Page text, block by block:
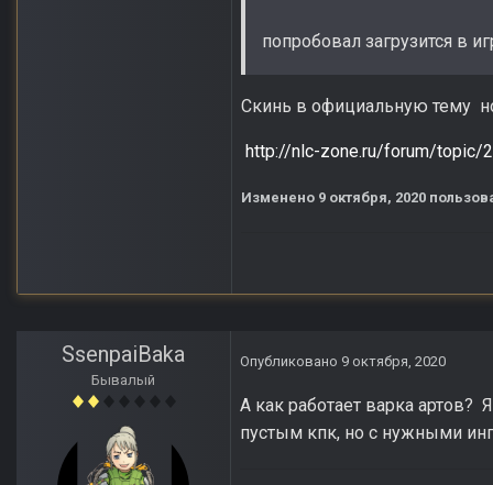
попробовал загрузится в
Скинь в официальную тему
http://nlc-zone.ru/forum/topic/
Изменено 9 октября, 2020
SsenpaiBaka
Бывалый
Опубликовано 9 октября, 2020
А как работает варка артов?
пустым кпк, но с нужными